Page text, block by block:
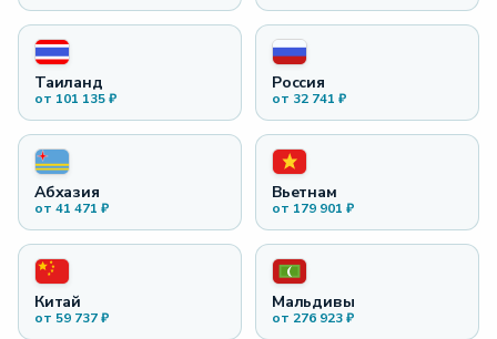
Таиланд
от 101 135₽
Россия
от 32 741 ₽
Абхазия
от 41 471 ₽
Вьетнам
от 179 901 ₽
Китай
от 59 737₽
Мальдивы
от 276 923₽